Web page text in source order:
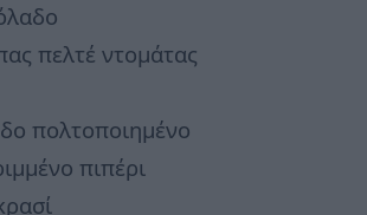
πελτέ ντομάτας
πολτοποιημένο
πιπέρι